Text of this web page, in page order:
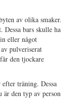
av olika smaker.
bars skulle ha
eller något
pulveriserat
den tjockare
träning. Dessa
är den typ av person